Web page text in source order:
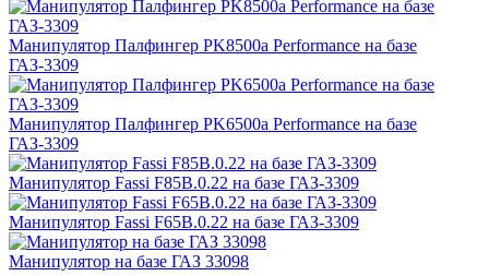
Манипулятор Палфингер PK8500a Performance на базе
ГАЗ-3309
Манипулятор Палфингер PK6500а Performance на базе
ГАЗ-3309
Манипулятор Fassi F85B.0.22 на базе ГАЗ-3309
Манипулятор Fassi F65B.0.22 на базе ГАЗ-3309
Манипулятор на базе ГАЗ 33098